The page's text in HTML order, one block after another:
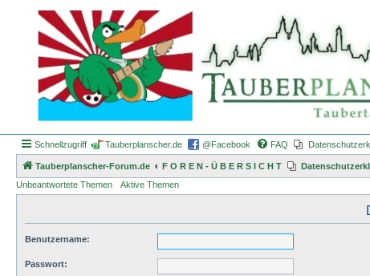
Schnellzugriff Tauberplanscher.de @Facebook FAQ
Tauberplanscher-Forum.de F O R E N - Ü B E R S I C H T
Unbeantwortete Themen
Aktive Themen
Benutzername:
Passwort: